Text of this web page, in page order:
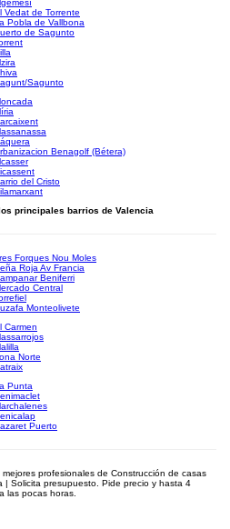
Vedat de Torrente
Pobla de Vallbona
de Sagunto
Sagunto
Benagolf (Bétera)
del Cristo
principales barrios de Valencia
Forques Nou Moles
Roja Av Francia
Beniferri
Central
Monteolivete
Carmen
Norte
Punta
Puerto
profesionales de Construcción de casas
| Solicita presupuesto. Pide precio y hasta 4
las pocas horas.